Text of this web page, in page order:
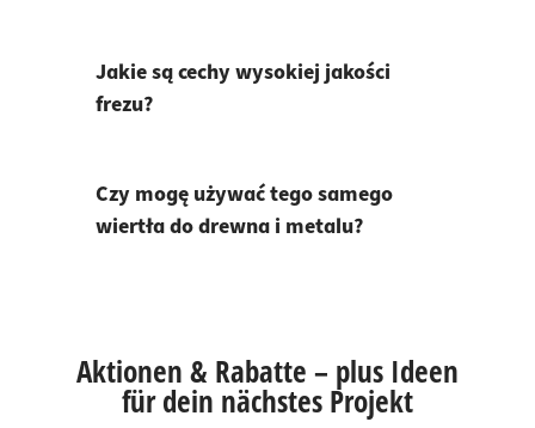
Jakie są cechy wysokiej jakości
frezu?
Czy mogę używać tego samego
wiertła do drewna i metalu?
Aktionen & Rabatte – plus Ideen
für dein nächstes Projekt